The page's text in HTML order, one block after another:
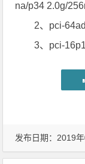
na/p34 2.0g/
2、pci-64ad
3、pci-
发布日期：2019